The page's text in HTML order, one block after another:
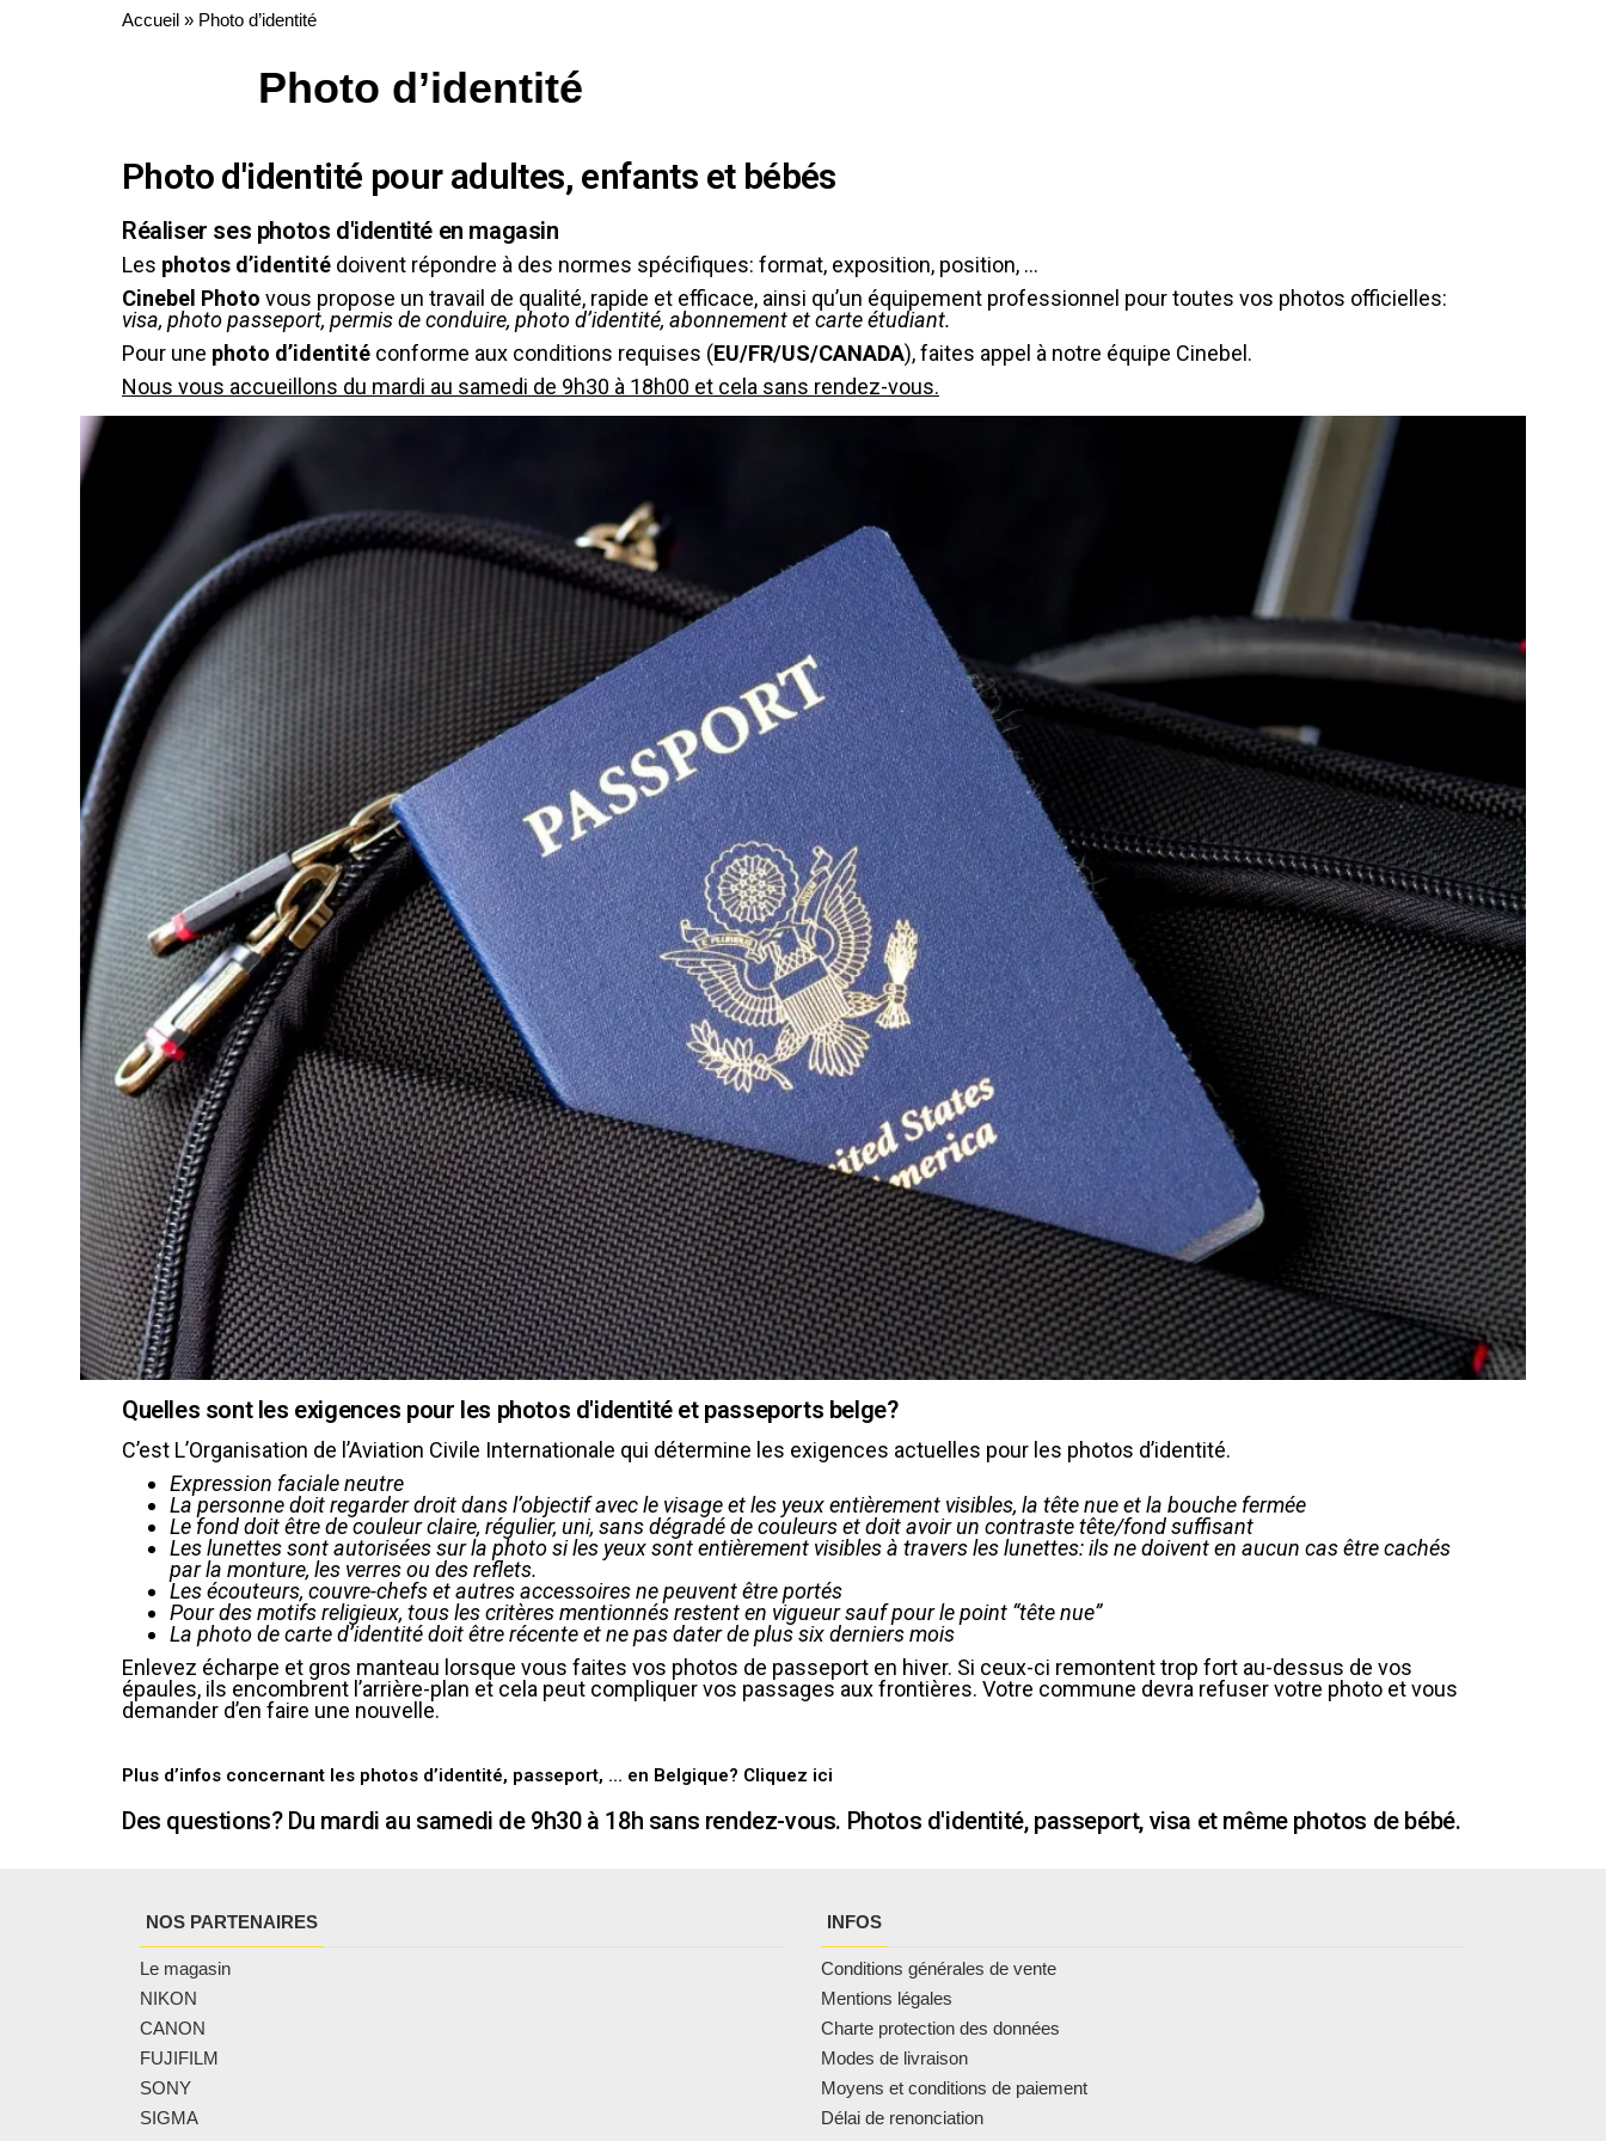
Accueil » Photo d’identité
Photo d’identité
Photo d'identité pour adultes, enfants et bébés
Réaliser ses photos d'identité en magasin
Les photos d’identité doivent répondre à des normes spécifiques: format, exposition, position, …
Cinebel Photo vous propose un travail de qualité, rapide et efficace, ainsi qu’un équipement professionnel pour toutes vos photos officielles:
visa, photo passeport, permis de conduire, photo d’identité, abonnement et carte étudiant.
Pour une photo d’identité conforme aux conditions requises (EU/FR/US/CANADA), faites appel à notre équipe Cinebel.
Nous vous accueillons du mardi au samedi de 9h30 à 18h00 et cela sans rendez-vous.
Quelles sont les exigences pour les photos d'identité et passeports belge?
C’est L’Organisation de l’Aviation Civile Internationale qui détermine les exigences actuelles pour les photos d’identité.
Expression faciale neutre
La personne doit regarder droit dans l’objectif avec le visage et les yeux entièrement visibles, la tête nue et la bouche fermée
Le fond doit être de couleur claire, régulier, uni, sans dégradé de couleurs et doit avoir un contraste tête/fond suffisant
Les lunettes sont autorisées sur la photo si les yeux sont entièrement visibles à travers les lunettes: ils ne doivent en aucun cas être cachés
par la monture, les verres ou des reflets.
Les écouteurs, couvre-chefs et autres accessoires ne peuvent être portés
Pour des motifs religieux, tous les critères mentionnés restent en vigueur sauf pour le point “tête nue”
La photo de carte d’identité doit être récente et ne pas dater de plus six derniers mois
Enlevez écharpe et gros manteau lorsque vous faites vos photos de passeport en hiver. Si ceux-ci remontent trop fort au-dessus de vos
épaules, ils encombrent l’arrière-plan et cela peut compliquer vos passages aux frontières. Votre commune devra refuser votre photo et vous
demander d’en faire une nouvelle.
Plus d’infos concernant les photos d’identité, passeport, … en Belgique? Cliquez ici
Des questions? Du mardi au samedi de 9h30 à 18h sans rendez-vous. Photos d'identité, passeport, visa et même photos de bébé.
NOS PARTENAIRES
Le magasin
NIKON
CANON
FUJIFILM
SONY
SIGMA
INFOS
Conditions générales de vente
Mentions légales
Charte protection des données
Modes de livraison
Moyens et conditions de paiement
Délai de renonciation